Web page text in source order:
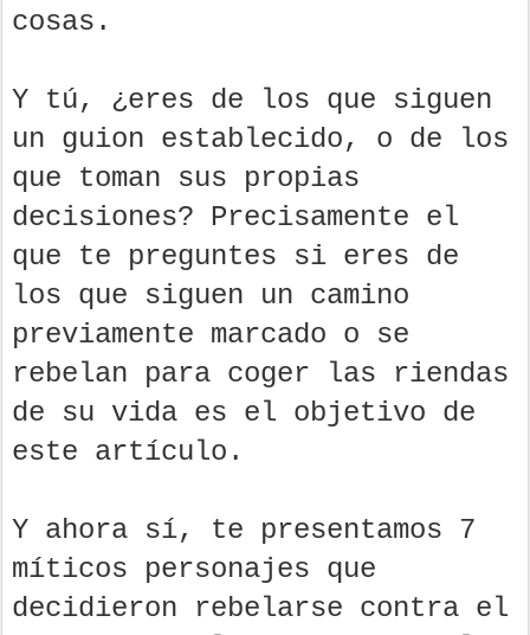
cosas.
Y tú, ¿eres de los que siguen
un guion establecido, o de los
que toman sus propias
decisiones? Precisamente el
que te preguntes si eres de
los que siguen un camino
previamente marcado o se
rebelan para coger las riendas
de su vida es el objetivo de
este artículo.
Y ahora sí, te presentamos 7
míticos personajes que
decidieron rebelarse contra el